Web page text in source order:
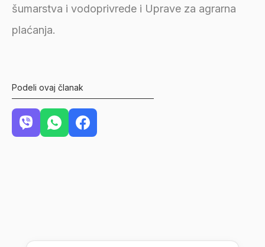
šumarstva i vodoprivrede i Uprave za agrarna
plaćanja.
Podeli ovaj članak